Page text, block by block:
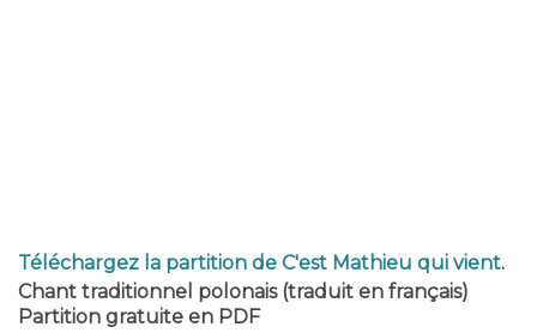
Téléchargez la partition de C'est Mathieu qui vient.
Chant traditionnel polonais (traduit en français)
Partition gratuite en PDF